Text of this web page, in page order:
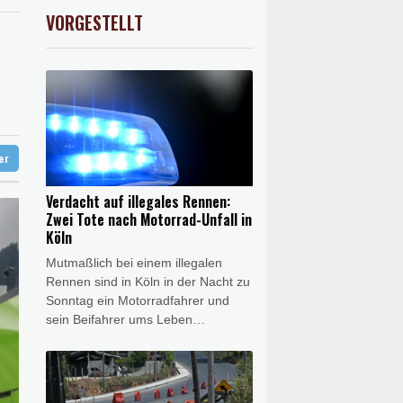
überschattet
in China
-0.07%
0.32%
VORGESTELLT
Verdacht auf illegales Rennen:
Zwei Tote nach Motorrad-Unfall in
Köln
Mutmaßlich bei einem illegalen
Rennen sind in Köln in der Nacht zu
Sonntag ein Motorradfahrer und
sein Beifahrer ums Leben
zweiten Motorrads kam mit
schweren Verletzungen ins
Krankenhaus, wie die Polizei in der